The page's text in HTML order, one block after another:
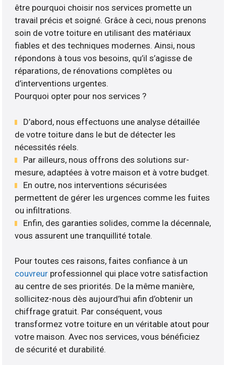
être pourquoi choisir nos services promette un
travail précis et soigné. Grâce à ceci, nous prenons
soin de votre toiture en utilisant des matériaux
fiables et des techniques modernes. Ainsi, nous
répondons à tous vos besoins, qu’il s’agisse de
réparations, de rénovations complètes ou
d’interventions urgentes.
Pourquoi opter pour nos services ?
D’abord, nous effectuons une analyse détaillée
de votre toiture dans le but de détecter les
nécessités réels.
Par ailleurs, nous offrons des solutions sur-
mesure, adaptées à votre maison et à votre budget.
En outre, nos interventions sécurisées
permettent de gérer les urgences comme les fuites
ou infiltrations.
Enfin, des garanties solides, comme la décennale,
vous assurent une tranquillité totale.
Pour toutes ces raisons, faites confiance à un
couvreur professionnel qui place votre satisfaction
au centre de ses priorités. De la même manière,
sollicitez-nous dès aujourd’hui afin d’obtenir un
chiffrage gratuit. Par conséquent, vous
transformez votre toiture en un véritable atout pour
votre maison. Avec nos services, vous bénéficiez
de sécurité et durabilité.